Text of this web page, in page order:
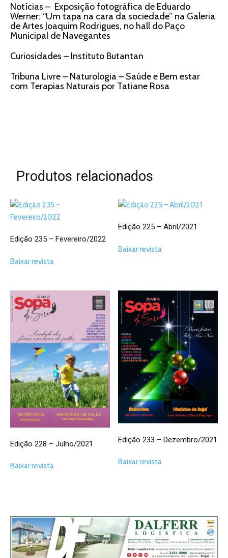
Notícias – Exposição fotográfica de Eduardo
Werner: “Um tapa na cara da sociedade” na Galeria
de Artes Joaquim Rodrigues, no hall do Paço
Municipal de Navegantes
Curiosidades – Instituto Butantan
Tribuna Livre – Naturologia – Saúde e Bem estar
com Terapias Naturais por Tatiane Rosa
Produtos relacionados
Edição 235 – Fevereiro/2022
Baixar revista
Edição 225 – Abril/2021
Baixar revista
Edição 228 – Julho/2021
Baixar revista
Edição 233 – Dezembro/2021
Baixar revista